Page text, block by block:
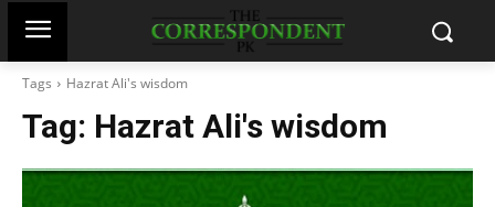
Tags Hazrat Ali's wisdom
Tag: Hazrat Ali's wisdom